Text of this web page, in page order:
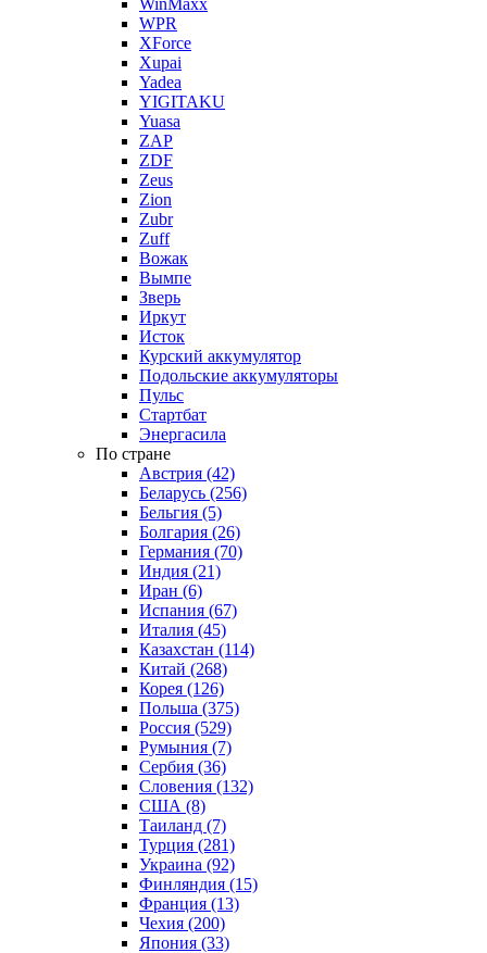
WinMaxx
WPR
XForce
Xupai
Yadea
YIGITAKU
Yuasa
ZAP
ZDF
Zeus
Zion
Zubr
Zuff
Вожак
Вымпе
Зверь
Иркут
Исток
Курский аккумулятор
Подольские аккумуляторы
Пульс
Стартбат
Энергасила
По стране
Австрия (42)
Беларусь (256)
Бельгия (5)
Болгария (26)
Германия (70)
Индия (21)
Иран (6)
Испания (67)
Италия (45)
Казахстан (114)
Китай (268)
Корея (126)
Польша (375)
Россия (529)
Румыния (7)
Сербия (36)
Словения (132)
США (8)
Таиланд (7)
Турция (281)
Украина (92)
Финляндия (15)
Франция (13)
Чехия (200)
Япония (33)